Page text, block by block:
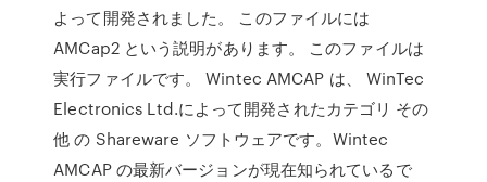
よって開発されました。 このファイルには
AMCap2 という説明があります。 このファイルは
実行ファイルです。 Wintec AMCAP は、 WinTec
Electronics Ltd.によって開発されたカテゴリ その
他 の Shareware ソフトウェアです。Wintec
AMCAP の最新バージョンが現在知られているで